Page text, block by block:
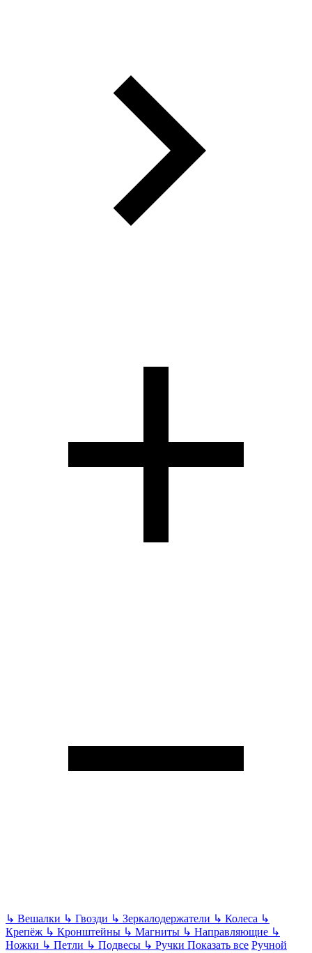
↳ Вешалки ↳ Гвозди ↳ Зеркалодержатели ↳ Колеса ↳
Крепёж ↳ Кронштейны ↳ Магниты ↳ Направляющие ↳
Ножки ↳ Петли ↳ Подвесы ↳ Ручки Показать все Ручной